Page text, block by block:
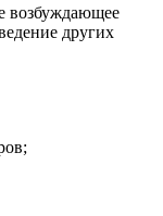
возбуждающее
других